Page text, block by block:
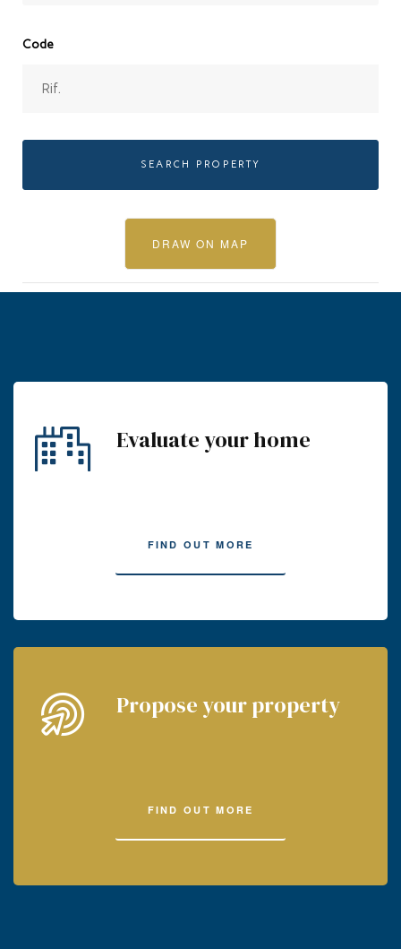
Code
SEARCH PROPERTY
DRAW ON MAP
Evaluate your home
FIND OUT MORE
Propose your property
FIND OUT MORE